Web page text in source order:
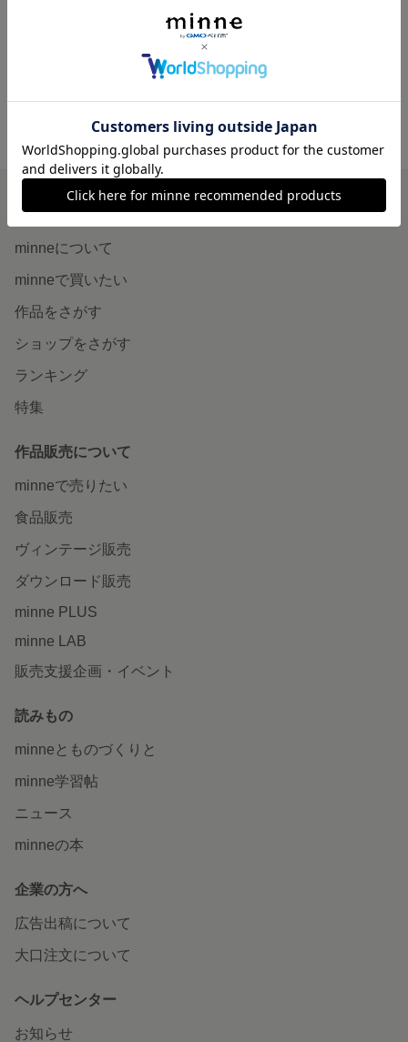
夏のきんぎょすくい 赤金魚のピアス
minneを知る
minneについて
minneで買いたい
作品をさがす
ショップをさがす
ランキング
特集
作品販売について
minneで売りたい
食品販売
ヴィンテージ販売
ダウンロード販売
minne PLUS
minne LAB
販売支援企画・イベント
読みもの
minneとものづくりと
minne学習帖
ニュース
minneの本
企業の方へ
広告出稿について
大口注文について
ヘルプセンター
お知らせ